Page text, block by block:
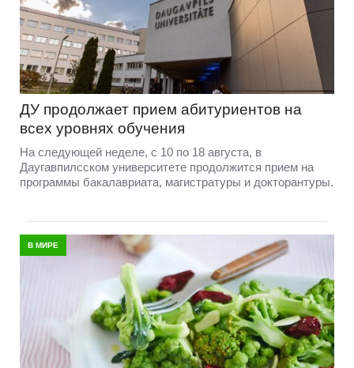
ДУ продолжает прием абитуриентов на
всех уровнях обучения
На следующей неделе, с 10 по 18 августа, в
Даугавпилсском университете продолжится прием на
программы бакалавриата, магистратуры и докторантуры.
В МИРЕ